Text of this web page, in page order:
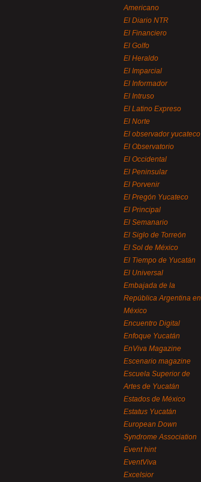
Americano
El Diario NTR
El Financiero
El Golfo
El Heraldo
El Imparcial
El Informador
El Intruso
El Latino Expreso
El Norte
El observador yucateco
El Observatorio
El Occidental
El Peninsular
El Porvenir
El Pregón Yucateco
El Principal
El Semanario
El Siglo de Torreón
El Sol de México
El Tiempo de Yucatán
El Universal
Embajada de la
República Argentina en
México
Encuentro Digital
Enfoque Yucatán
EnViva Magazine
Escenario magazine
Escuela Superior de
Artes de Yucatán
Estados de México
Estatus Yucatán
European Down
Syndrome Association
Event hint
EventViva
Excelsior